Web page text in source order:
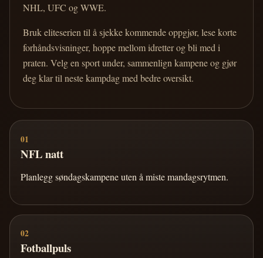
NHL, UFC og WWE.
Bruk eliteserien til å sjekke kommende oppgjør, lese korte
forhåndsvisninger, hoppe mellom idretter og bli med i
praten. Velg en sport under, sammenlign kampene og gjør
deg klar til neste kampdag med bedre oversikt.
01
NFL natt
Planlegg søndagskampene uten å miste mandagsrytmen.
02
Fotballpuls